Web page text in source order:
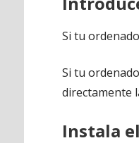
Si tu
Si tu
directamente
Instala